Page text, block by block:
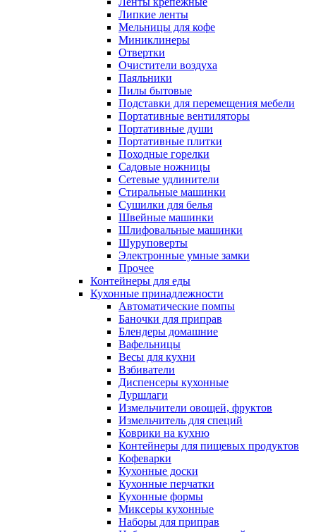
Липкие ленты
Мельницы для кофе
Миниклинеры
Отвертки
Очистители воздуха
Паяльники
Пилы бытовые
Подставки для перемещения мебели
Портативные вентиляторы
Портативные души
Портативные плитки
Походные горелки
Садовые ножницы
Сетевые удлинители
Стиральные машинки
Сушилки для белья
Швейные машинки
Шлифовальные машинки
Шуруповерты
Электронные умные замки
Прочее
Контейнеры для еды
Кухонные принадлежности
Автоматические помпы
Баночки для приправ
Блендеры домашние
Вафельницы
Весы для кухни
Взбиватели
Диспенсеры кухонные
Дуршлаги
Измельчители овощей, фруктов
Измельчитель для специй
Коврики на кухню
Контейнеры для пищевых продуктов
Кофеварки
Кухонные доски
Кухонные перчатки
Кухонные формы
Миксеры кухонные
Наборы для приправ